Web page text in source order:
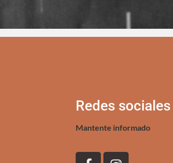
Redes sociales
Mantente informado